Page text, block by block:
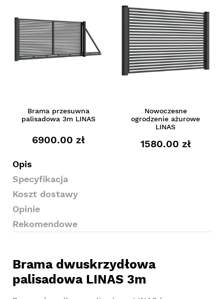
Brama przesuwna
palisadowa 3m LINAS
6900.00 zł
Nowoczesne
ogrodzenie ażurowe
LINAS
1580.00 zł
Opis
Specyfikacja
Koszt dostawy
Opinie
Rekomendowe
Brama dwuskrzydłowa
palisadowa LINAS 3m